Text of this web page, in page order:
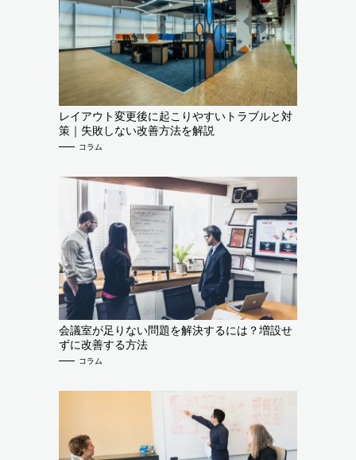
レイアウト変更後に起こりやすいトラブルと対
策｜失敗しない改善方法を解説
コラム
会議室が足りない問題を解決するには？増設せ
ずに改善する方法
コラム